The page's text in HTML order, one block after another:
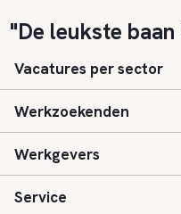
"De leukste
Vacatures per sector
Basisonderwijs
Speciaal (basis) onderwijs
Voortgezet onderwijs
Werkzoekenden
Aanmelden
Vacatures
Werkgevers
Inloggen
Service